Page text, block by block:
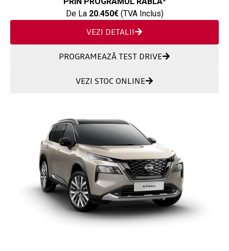
De La 20.450€(TVA Inclus)
VEZI DETALII
PROGRAMEAZĂ TEST DRIVE
VEZI STOC ONLINE